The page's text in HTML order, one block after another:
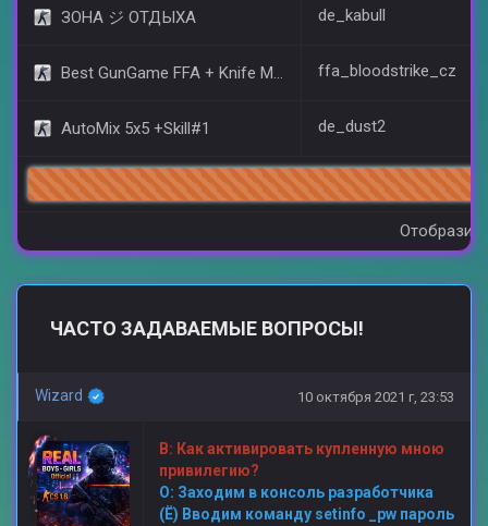
ЗОНА ジ ОТДЫХА de_kabull
Best GunGame FFA + Knife MOD(+18) ffa_bloodstrike_cz
AutoMix 5x5 +Skill#1 de_dust2
ЧАСТО ЗАДАВАЕМЫЕ ВОПРОСЫ!
Wizard 10 октября 2021 г, 23:53
В: Как активировать купленную мною
привилегию?
О: Заходим в консоль разработчика
(Ё) Вводим команду setinfo _pw пароль